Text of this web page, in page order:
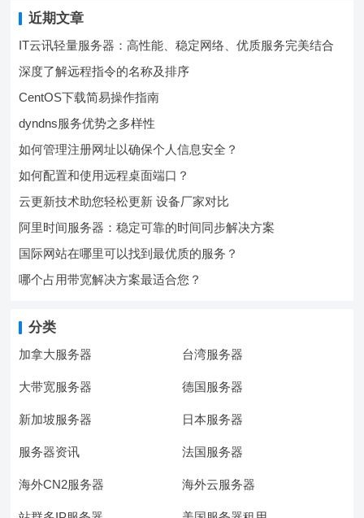
近期文章
IT云讯轻量服务器：高性能、稳定网络、优质服务完美结合
深度了解远程指令的名称及排序
CentOS下载简易操作指南
dyndns服务优势之多样性
如何管理注册网址以确保个人信息安全？
如何配置和使用远程桌面端口？
云更新技术助您轻松更新 设备厂家对比
阿里时间服务器：稳定可靠的时间同步解决方案
国际网站在哪里可以找到最优质的服务？
哪个占用带宽解决方案最适合您？
分类
加拿大服务器 台湾服务器
大带宽服务器 德国服务器
新加坡服务器 日本服务器
服务器资讯 法国服务器
海外CN2服务器 海外云服务器